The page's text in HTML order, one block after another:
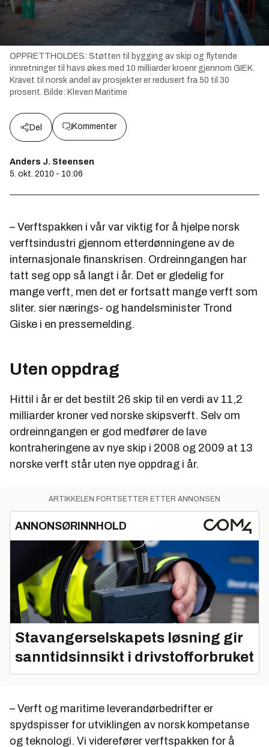
OPPRETTHOLDES: Støtten til bygging av skip og flytende
innretninger til havs økes med 10 milliarder kroenr gjennom GIEK.
Kravet til norsk andel av prosjekter er redusert fra 50 til 30
prosent. Bilde: Kleven Maritime
Del Kommenter
Anders J. Steensen
5. okt. 2010 - 10:06
– Verftspakken i vår var viktig for å hjelpe norsk
verftsindustri gjennom etterdønningene av de
internasjonale finanskrisen. Ordreinngangen har
tatt seg opp så langt i år. Det er gledelig for
mange verft, men det er fortsatt mange verft som
sliter. sier nærings- og handelsminister Trond
Giske i en pressemelding.
Uten oppdrag
Hittil i år er det bestilt 26 skip til en verdi av 11,2
milliarder kroner ved norske skipsverft. Selv om
ordreinngangen er god medfører de lave
kontraheringene av nye skip i 2008 og 2009 at 13
norske verft står uten nye oppdrag i år.
ARTIKKELEN FORTSETTER ETTER ANNONSEN
ANNONSØRINNHOLD
Stavangerselskapets løsning gir
sanntidsinnsikt i drivstofforbruket
– Verft og maritime leverandørbedrifter er
spydspisser for utviklingen av norsk kompetanse
og teknologi. Vi viderefører verftspakken for å